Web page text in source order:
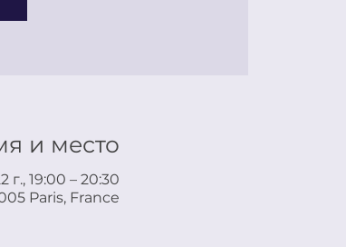
и место
г., 19:00 – 20:30
Paris, France